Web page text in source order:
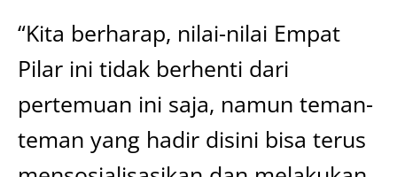
“Kita berharap, nilai-nilai Empat
Pilar ini tidak berhenti dari
pertemuan ini saja, namun teman-
teman yang hadir disini bisa terus